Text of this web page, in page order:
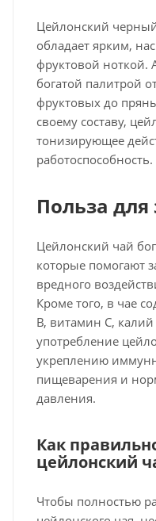
Цейлонский
обладает ярким,
фруктовой ноткой.
богатой палитрой
фруктовых до
своему составу,
тонизирующее
работоспособность.
Польза для
Цейлонский чай
которые помогают
вредного
Кроме того, в чае
B, витамин C,
употребление
укреплению
пищеварения и
давления.
Как
цейлонский
Чтобы полностью